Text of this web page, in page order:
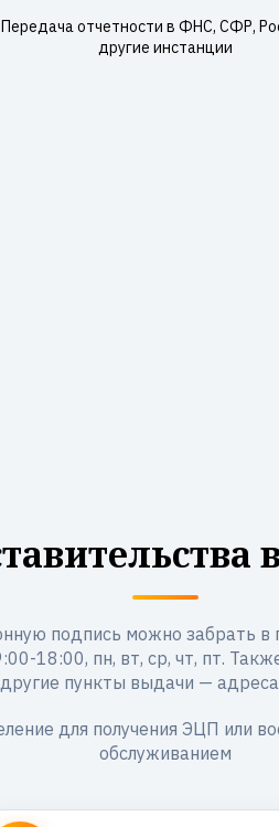
Передача отчетности в ФНС, СФР,
другие инстанции
подпись можно забрать в
18:00, пн, вт, ср, чт, пт.
другие пункты выдачи —
для получения ЭЦП или
обслуживанием